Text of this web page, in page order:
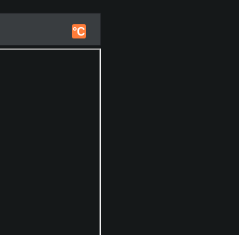
°C